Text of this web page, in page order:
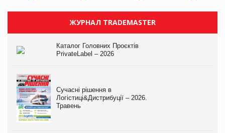
ЖУРНАЛ TRADEMASTER
Каталог Головних Проєктів
PrivateLabel – 2026
Сучасні рішення в
Логістиці&Дистрибуції – 2026.
Травень